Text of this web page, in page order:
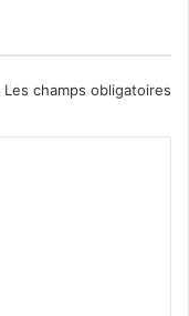
Les champs obligatoires